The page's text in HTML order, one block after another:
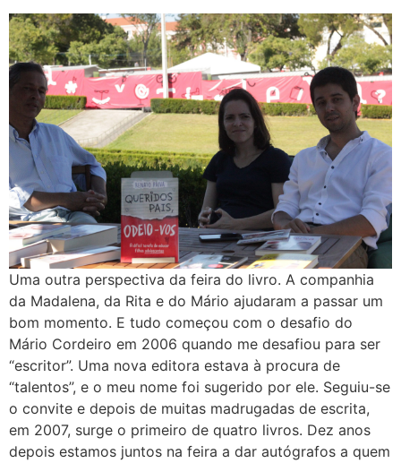
Uma outra perspectiva da feira do livro. A companhia
da Madalena, da Rita e do Mário ajudaram a passar um
bom momento. E tudo começou com o desafio do
Mário Cordeiro em 2006 quando me desafiou para ser
“escritor”. Uma nova editora estava à procura de
“talentos”, e o meu nome foi sugerido por ele. Seguiu-se
o convite e depois de muitas madrugadas de escrita,
em 2007, surge o primeiro de quatro livros. Dez anos
depois estamos juntos na feira a dar autógrafos a quem